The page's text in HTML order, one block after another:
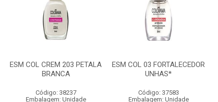
ESM COL CREM 203 PETALA
BRANCA
Código: 38237
Embalagem: Unidade
ESM COL 03 FORTALECEDOR
UNHAS*
Código: 37583
Embalagem: Unidade